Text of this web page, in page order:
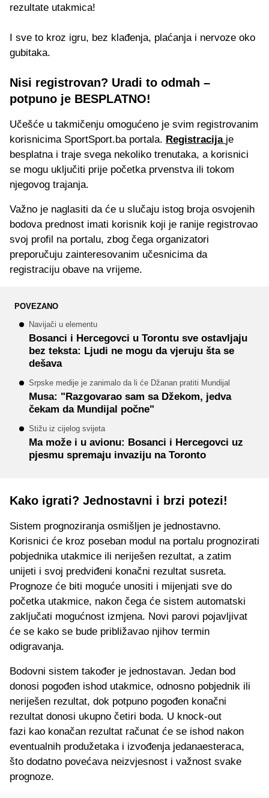
rezultate utakmica!
I sve to kroz igru, bez klađenja, plaćanja i nervoze oko
gubitaka.
Nisi registrovan? Uradi to odmah –
potpuno je BESPLATNO!
Učešće u takmičenju omogućeno je svim registrovanim
korisnicima SportSport.ba portala. Registracija je
besplatna i traje svega nekoliko trenutaka, a korisnici
se mogu uključiti prije početka prvenstva ili tokom
njegovog trajanja.
Važno je naglasiti da će u slučaju istog broja osvojenih
bodova prednost imati korisnik koji je ranije registrovao
svoj profil na portalu, zbog čega organizatori
preporučuju zainteresovanim učesnicima da
registraciju obave na vrijeme.
POVEZANO
Navijači u elementu
Bosanci i Hercegovci u Torontu sve ostavljaju
bez teksta: Ljudi ne mogu da vjeruju šta se
dešava
Srpske medije je zanimalo da li će Džanan pratiti Mundijal
Musa: "Razgovarao sam sa Džekom, jedva
čekam da Mundijal počne"
Stižu iz cijelog svijeta
Ma može i u avionu: Bosanci i Hercegovci uz
pjesmu spremaju invaziju na Toronto
Kako igrati? Jednostavni i brzi potezi!
Sistem prognoziranja osmišljen je jednostavno.
Korisnici će kroz poseban modul na portalu prognozirati
pobjednika utakmice ili neriješen rezultat, a zatim
unijeti i svoj predviđeni konačni rezultat susreta.
Prognoze će biti moguće unositi i mijenjati sve do
početka utakmice, nakon čega će sistem automatski
zaključati mogućnost izmjena. Novi parovi pojavljivat
će se kako se bude približavao njihov termin
odigravanja.
Bodovni sistem također je jednostavan. Jedan bod
donosi pogođen ishod utakmice, odnosno pobjednik ili
neriješen rezultat, dok potpuno pogođen konačni
rezultat donosi ukupno četiri boda. U knock-out
fazi kao konačan rezultat računat će se ishod nakon
eventualnih produžetaka i izvođenja jedanaesteraca,
što dodatno povećava neizvjesnost i važnost svake
prognoze.